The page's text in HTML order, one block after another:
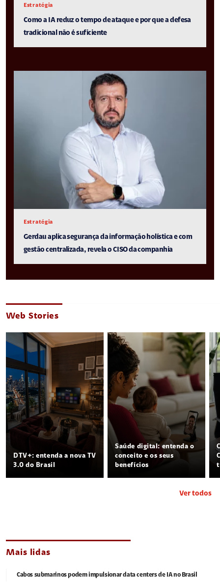
Estratégia
Como a IA reduz o tempo de ataque e por que a defesa
tradicional não é suficiente
Estratégia
Gerdau aplica segurança da informação holística e com
gestão centralizada, revela o CISO da companhia
Web Stories
DTV+: entenda a nova TV
3.0 do Brasil
Saúde digital: entenda o
conceito e os seus
benefícios
Ver todos
Mais lidas
Cabos submarinos podem impulsionar data centers de IA no Brasil